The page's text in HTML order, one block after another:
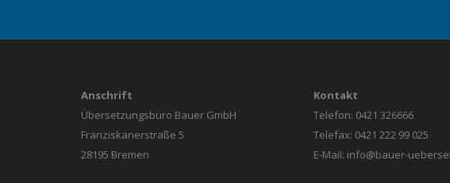
Anschrift
Übersetzungsbüro Bauer GmbH
Franziskanerstraße 5
28195 Bremen
Kontakt
Telefon: 0421 326666
Telefax: 0421 222 99 025
E-Mail: info@bauer-